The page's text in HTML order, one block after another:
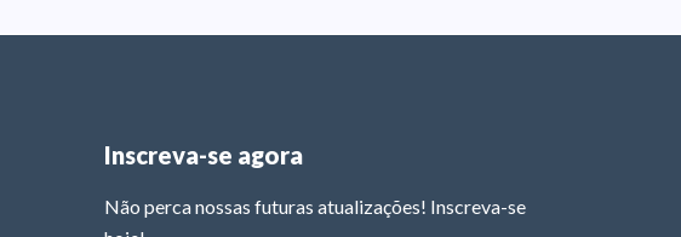
Inscreva-se agora
Não perca nossas futuras atualizações! Inscreva-se